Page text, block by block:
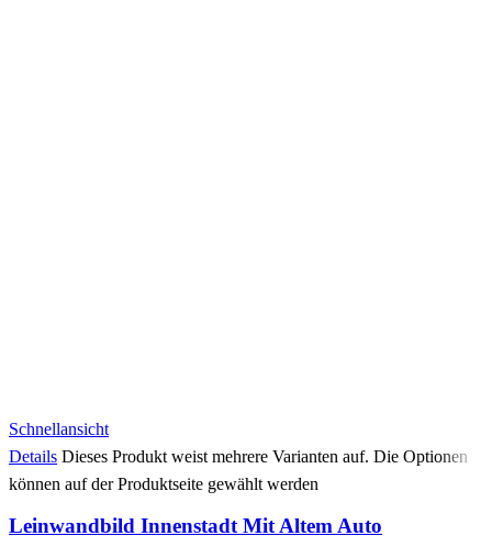
Schnellansicht
Details Dieses Produkt weist mehrere Varianten auf. Die Optionen
können auf der Produktseite gewählt werden
Leinwandbild Innenstadt Mit Altem Auto